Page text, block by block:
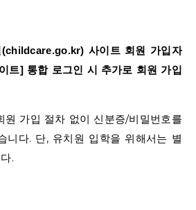
사이트 회원 가입자
트] 통합 로그인 시 추가로 회원 가입
원 가입 절차 없이 신분증/비밀번호를
니다. 단, 유치원 입학을 위해서는 별
.